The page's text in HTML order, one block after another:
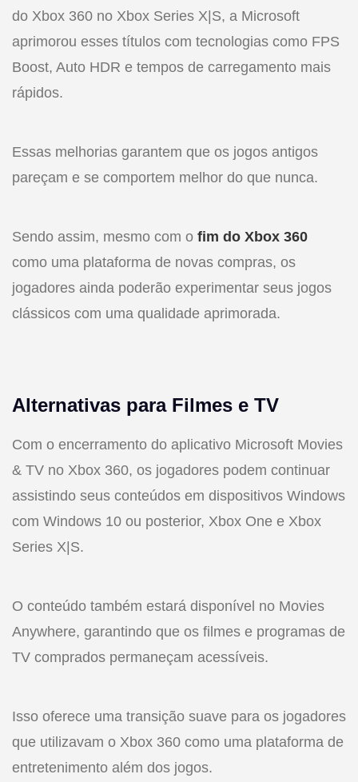
do Xbox 360 no Xbox Series X|S, a Microsoft
aprimorou esses títulos com tecnologias como FPS
Boost, Auto HDR e tempos de carregamento mais
rápidos.
Essas melhorias garantem que os jogos antigos
pareçam e se comportem melhor do que nunca.
Sendo assim, mesmo com o fim do Xbox 360
como uma plataforma de novas compras, os
jogadores ainda poderão experimentar seus jogos
clássicos com uma qualidade aprimorada.
Alternativas para Filmes e TV
Com o encerramento do aplicativo Microsoft Movies
& TV no Xbox 360, os jogadores podem continuar
assistindo seus conteúdos em dispositivos Windows
com Windows 10 ou posterior, Xbox One e Xbox
Series X|S.
O conteúdo também estará disponível no Movies
Anywhere, garantindo que os filmes e programas de
TV comprados permaneçam acessíveis.
Isso oferece uma transição suave para os jogadores
que utilizavam o Xbox 360 como uma plataforma de
entretenimento além dos jogos.